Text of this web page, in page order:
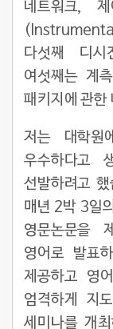
네트워크,
다섯째 디시
여섯째는 계
패키지에 관한
저는 대학원
우수하다고
선발하려고
매년 2박 3일
영문논문을
영어로 발표
제공하고 영
엄격하게 지
세미나를 개